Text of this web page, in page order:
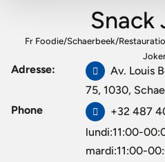
Snack
Fr Foodie/Schaerbeek/
Adresse:
Av. Louis
75, 1030,
Phone
+32 487
lundi:11:00-
mardi:11:00-